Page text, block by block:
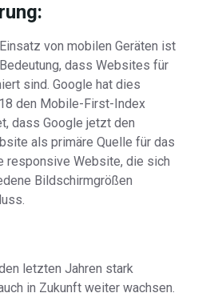
von mobilen Geräten ist
dass Websites für
sind. Google hat dies
den Mobile-First-Index
dass Google jetzt den
als primäre Quelle für das
responsive Website, die sich
Bildschirmgrößen
letzten Jahren stark
in Zukunft weiter wachsen.